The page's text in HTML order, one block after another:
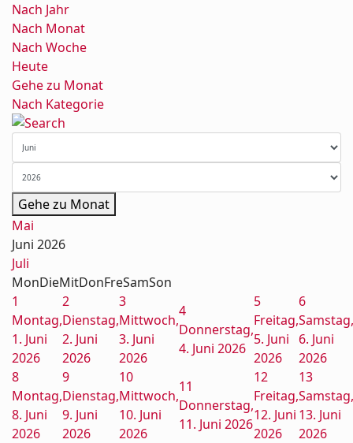
Nach Jahr
Nach Monat
Nach Woche
Heute
Gehe zu Monat
Nach Kategorie
Gehe zu Monat
Mai
Juni 2026
Juli
MonDieMitDonFreSamSon
1
Montag,
1. Juni
2026
2
Dienstag,
2. Juni
2026
3
Mittwoch,
3. Juni
2026
4
Donnerstag,
4. Juni 2026
5
Freitag,
5. Juni
2026
6
Samstag,
6. Juni
2026
8
Montag,
8. Juni
2026
9
Dienstag,
9. Juni
2026
10
Mittwoch,
10. Juni
2026
11
Donnerstag,
11. Juni 2026
12
Freitag,
12. Juni
2026
13
Samstag,
13. Juni
2026